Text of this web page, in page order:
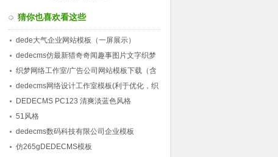
猜你也喜欢看这些
dede大气企业网站模板（一屏展示）
dedecms仿最新猎奇奇闻趣事图片文字织梦
模板
织梦网络工作室/广告公司网站模板下载（含
数据）
dedecms网络设计工作室模板(利于优化，织
梦整站)
DEDECMS PC123 清爽淡蓝色风格
51风格
dedecms数码科技有限公司企业模板
仿265gDEDECMS模板